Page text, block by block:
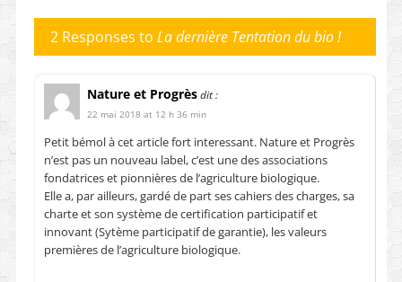
2 Responses to La dernière Tentation du bio !
Nature et Progrès dit :
22 mai 2018 at 12 h 36 min
Petit bémol à cet article fort interessant. Nature et Progrès
n’est pas un nouveau label, c’est une des associations
fondatrices et pionnières de l’agriculture biologique.
Elle a, par ailleurs, gardé de part ses cahiers des charges, sa
charte et son système de certification participatif et
innovant (Sytème participatif de garantie), les valeurs
premières de l’agriculture biologique.